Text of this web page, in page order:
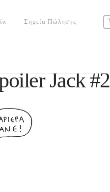
Σημεία Πώλησης
Jack #2